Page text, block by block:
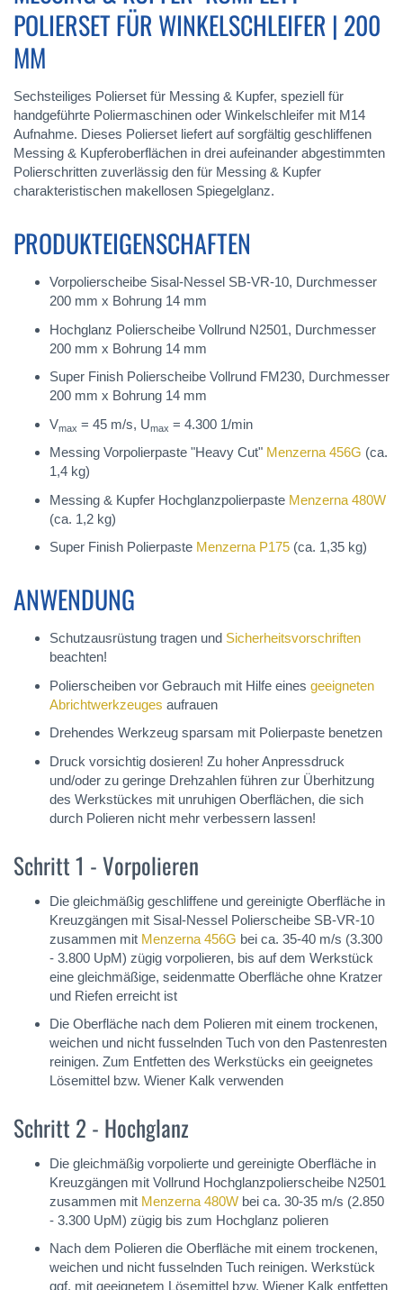
POLIERSET FÜR WINKELSCHLEIFER | 200
MM
Sechsteiliges Polierset für Messing & Kupfer, speziell für
handgeführte Poliermaschinen oder Winkelschleifer mit M14
Aufnahme. Dieses Polierset liefert auf sorgfältig geschliffenen
Messing & Kupferoberflächen in drei aufeinander abgestimmten
Polierschritten zuverlässig den für Messing & Kupfer
charakteristischen makellosen Spiegelglanz.
PRODUKTEIGENSCHAFTEN
Vorpolierscheibe Sisal-Nessel SB-VR-10, Durchmesser
200 mm x Bohrung 14 mm
Hochglanz Polierscheibe Vollrund N2501, Durchmesser
200 mm x Bohrung 14 mm
Super Finish Polierscheibe Vollrund FM230, Durchmesser
200 mm x Bohrung 14 mm
Vmax = 45 m/s, Umax = 4.300 1/min
Messing Vorpolierpaste "Heavy Cut" Menzerna 456G (ca.
1,4 kg)
Messing & Kupfer Hochglanzpolierpaste Menzerna 480W
(ca. 1,2 kg)
Super Finish Polierpaste Menzerna P175 (ca. 1,35 kg)
ANWENDUNG
Schutzausrüstung tragen und Sicherheitsvorschriften
beachten!
Polierscheiben vor Gebrauch mit Hilfe eines geeigneten
Abrichtwerkzeuges aufrauen
Drehendes Werkzeug sparsam mit Polierpaste benetzen
Druck vorsichtig dosieren! Zu hoher Anpressdruck
und/oder zu geringe Drehzahlen führen zur Überhitzung
des Werkstückes mit unruhigen Oberflächen, die sich
durch Polieren nicht mehr verbessern lassen!
Schritt 1 - Vorpolieren
Die gleichmäßig geschliffene und gereinigte Oberfläche in
Kreuzgängen mit Sisal-Nessel Polierscheibe SB-VR-10
zusammen mit Menzerna 456G bei ca. 35-40 m/s (3.300
- 3.800 UpM) zügig vorpolieren, bis auf dem Werkstück
eine gleichmäßige, seidenmatte Oberfläche ohne Kratzer
und Riefen erreicht ist
Die Oberfläche nach dem Polieren mit einem trockenen,
weichen und nicht fusselnden Tuch von den Pastenresten
reinigen. Zum Entfetten des Werkstücks ein geeignetes
Lösemittel bzw. Wiener Kalk verwenden
Schritt 2 - Hochglanz
Die gleichmäßig vorpolierte und gereinigte Oberfläche in
Kreuzgängen mit Vollrund Hochglanzpolierscheibe N2501
zusammen mit Menzerna 480W bei ca. 30-35 m/s (2.850
- 3.300 UpM) zügig bis zum Hochglanz polieren
Nach dem Polieren die Oberfläche mit einem trockenen,
weichen und nicht fusselnden Tuch reinigen. Werkstück
ggf. mit geeignetem Lösemittel bzw. Wiener Kalk entfetten